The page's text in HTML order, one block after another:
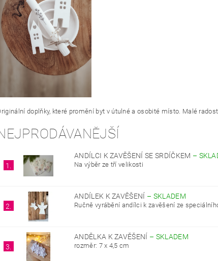
doplňky, které promění byt v útulné a osobité místo. Malé
1.
ANDÍLCI K ZAVĚŠENÍ SE SRDÍČKEM –
Na výběr ze tří velikosti
2.
ANDÍLEK K ZAVĚŠENÍ – SKLADEM
Ručně vyrábění andílci k zavěšení ze
3.
ANDĚLKA K ZAVĚŠENÍ – SKLADEM
rozměr: 7 x 4,5 cm